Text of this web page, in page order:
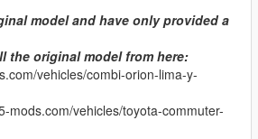
model and have only provided a
the original model from here:
vehicles/combi-orion-lima-y-
mods.com/vehicles/toyota-commuter-